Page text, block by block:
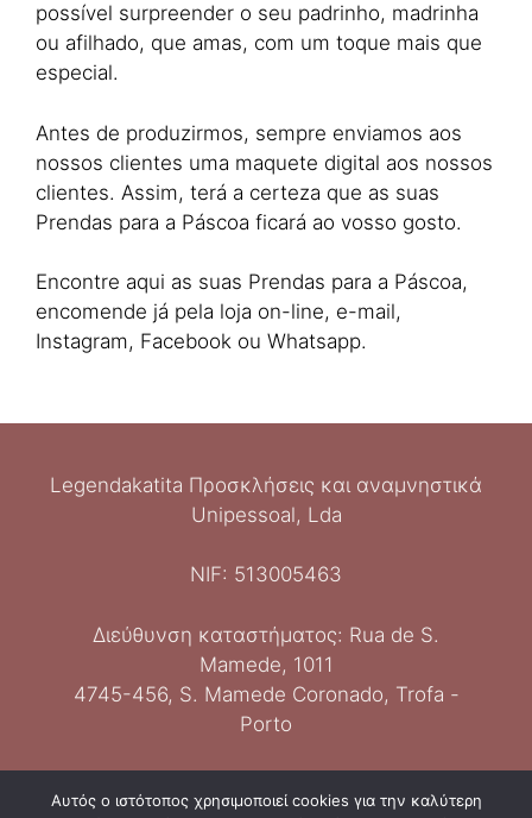
possível surpreender o seu padrinho, madrinha
ou afilhado, que amas, com um toque mais que
especial.
Antes de produzirmos, sempre enviamos aos
nossos clientes uma maquete digital aos nossos
clientes. Assim, terá a certeza que as suas
Prendas para a Páscoa ficará ao vosso gosto.
Encontre aqui as suas Prendas para a Páscoa,
encomende já pela loja on-line, e-mail,
Instagram, Facebook ou Whatsapp.
Legendakatita Προσκλήσεις και αναμνηστικά
Unipessoal, Lda
NIF: 513005463
Διεύθυνση καταστήματος: Rua de S.
Mamede, 1011
4745-456, S. Mamede Coronado, Trofa -
Porto
Español
Αυτός ο ιστότοπος χρησιμοποιεί cookies για την καλύτερη